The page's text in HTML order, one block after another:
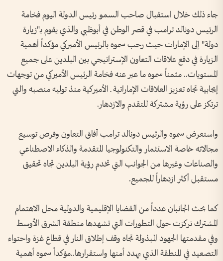
جاء ذلك خلال استقبال صاحب السمو رئيس الدولة اليوم فخامة
الرئيس دونالد ترامب في قصر الوطن في أبوظبي والذي يقوم بـ"زيارة
دولة" إلى الإمارات حيث رحب سموه بالرئيس الأميركي مؤكداً أهمية
الزيارة في دفع علاقات التعاون الإستراتيجي بين البلدين على جميع
المستويات.. مثمناً سموه ما عبر عنه فخامة الرئيس الأميركي من توجهات
إيجابية تجاه تعزيز العلاقات الإماراتية ـ الأميركية منذ توليه منصبه والتي
ترتكز على رؤية مشتركة للتقدم والازدهار.
واستعرض سموه والرئيس دونالد ترامب آفاق التعاون وفرص توسيع
مجالاته خاصة الاستثمار والتكنولوجيا المتقدمة والذكاء الاصطناعي
والصناعات وغيرها من الجوانب التي تخدم رؤية البلدين تجاه تحقيق
مستقبل أكثر ازدهاراً للجميع.
كما بحث الجانبان عدداً من القضايا الإقليمية والدولية محل الاهتمام
المشترك تركزت حول التطورات التي تشهدها منطقة الشرق الأوسط
وفي مقدمتها الجهود المبذولة تجاه وقف إطلاق النار في قطاع غزة واحتواء
التصعيد في المنطقة الذي يهدد أمنها واستقرارها..مؤكداً سموه أهمية